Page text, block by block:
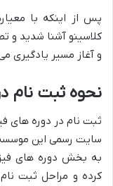
پس از اینکه با
کلاسینو آشنا شدید و
و آغاز مسیر یادگیری
نحوه ثبت نام
ثبت نام در دوره های
سایت رسمی این موسسه
به بخش دوره های
کرده و مراحل ثبت